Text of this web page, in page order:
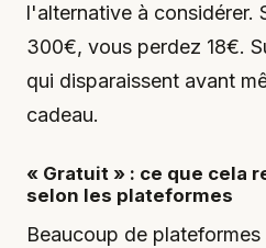
l'alternative à considérer.
300€, vous perdez 18€.
qui disparaissent avant
cadeau.
« Gratuit » : ce que cela
selon les plateformes
Beaucoup de